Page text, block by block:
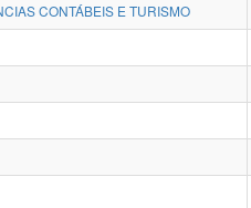
CONTÁBEIS E TURISMO